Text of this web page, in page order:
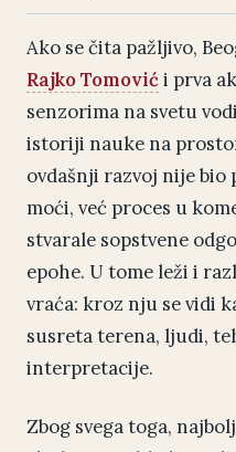
Ako se čita pažljivo,
Rajko Tomovići prva
senzorima na svetu
istoriji nauke na
ovdašnji razvoj nije
moći, već proces u
stvarale sopstvene
epohe. U tome leži i
vraća: kroz nju se vidi
susreta terena, ljudi,
interpretacije.
Zbog svega toga,